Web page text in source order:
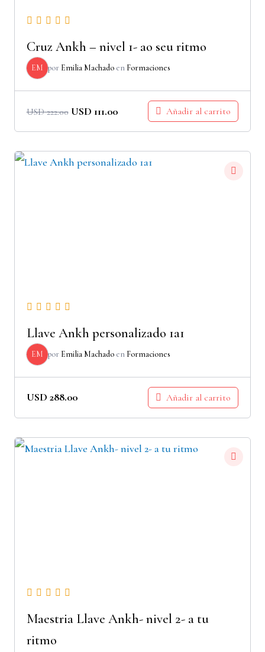
Cruz Ankh – nivel 1- ao seu ritmo
EM por Emilia Machadoen Formaciones
USD222.00 USD 111.00 Añadir al carrito
Llave Ankh personalizado 1a1
EM por Emilia Machadoen Formaciones
USD 288.00 Añadir al carrito
Maestria Llave Ankh- nivel 2- a tu
ritmo